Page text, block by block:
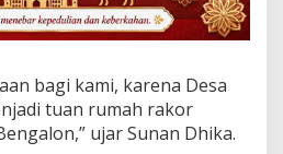
bagi kami, karena Desa
tuan rumah rakor
ujar Sunan Dhika.